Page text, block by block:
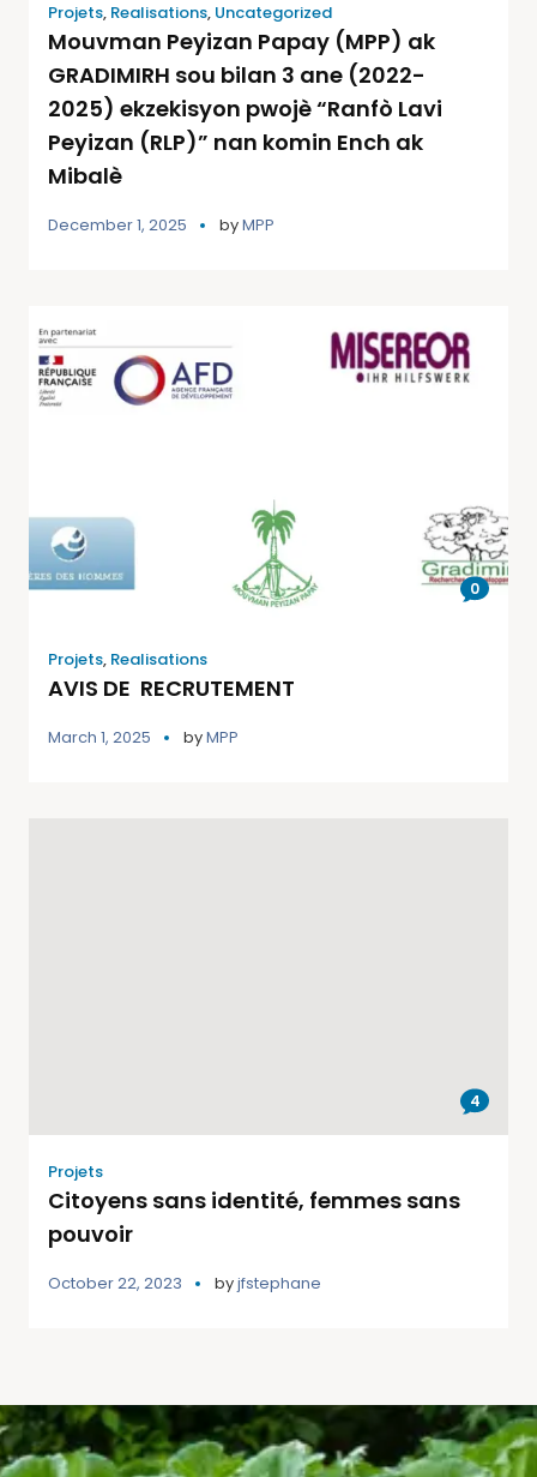
Projets, Realisations, Uncategorized
Mouvman Peyizan Papay (MPP) ak
GRADIMIRH sou bilan 3 ane (2022-
2025) ekzekisyon pwojè “Ranfò Lavi
Peyizan (RLP)” nan komin Ench ak
Mibalè
December 1, 2025 byMPP
0
Projets, Realisations
AVIS DE RECRUTEMENT
March 1, 2025 byMPP
4
Projets
Citoyens sans identité, femmes sans
pouvoir
October 22, 2023 byjfstephane